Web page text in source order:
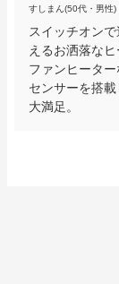
すしまん(50代・男性)
スイッチオン
えるお洒落な
ファンヒータ
センサーを搭
大満足。